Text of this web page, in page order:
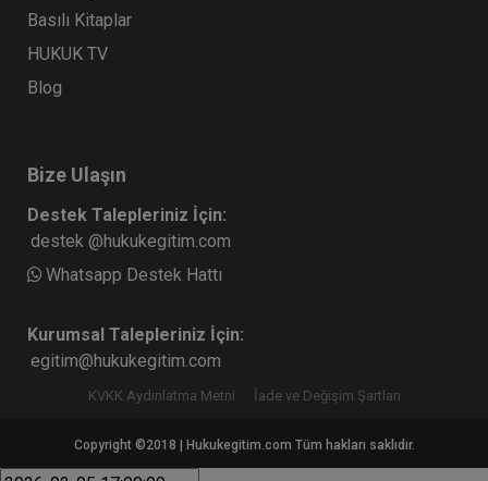
Basılı Kitaplar
HUKUK TV
Blog
Bize Ulaşın
Destek Talepleriniz İçin:
destek @hukukegitim.com
Whatsapp Destek Hattı
Kurumsal Talepleriniz İçin:
egitim@hukukegitim.com
KVKK Aydınlatma Metni İade ve Değişim Şartları
Copyright ©2018 | Hukukegitim.com Tüm hakları saklıdır.